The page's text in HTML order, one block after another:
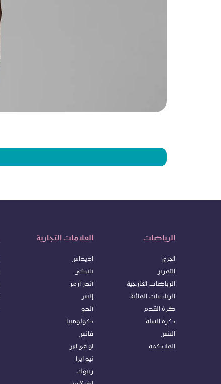
العلامات التجارية
اديداس
نايكي
آندر آرمر
إليس
آلدو
كولومبيا
فانس
او ڤي اس
نيو ايرا
ريبوك
الرياضات
الجري
التمرين
الرياضات الخارجية
الرياضات المائية
كرة القدم
كرة السلة
التنس
الملاكمة